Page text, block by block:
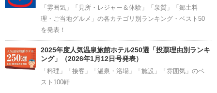
「雰囲気」「見所・レジャー＆体験」「泉質」「郷土料
理・ご当地グルメ」の各カテゴリ別ランキング・ベスト50
を発表！
2025年度人気温泉旅館ホテル250選「投票理由別ランキ
ング」（2026年1月12日号発表）
「料理」「接客」「温泉・浴場」「施設」「雰囲気」のベ
スト100軒